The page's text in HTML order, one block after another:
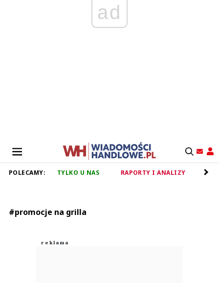
ad
POLECAMY: TYLKO U NAS RAPORTY I ANALIZY
#promocje na grilla